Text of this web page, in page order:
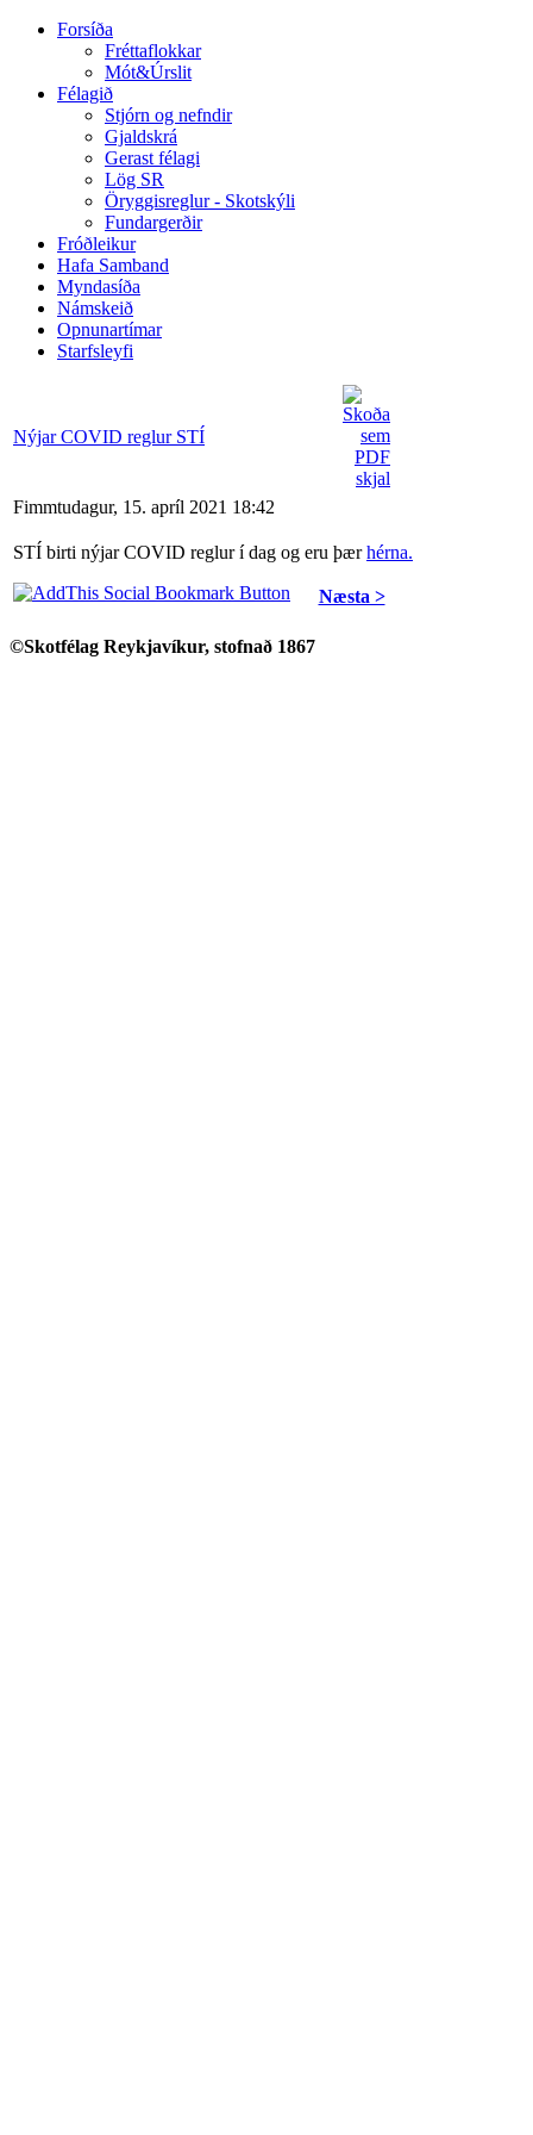
Forsíða
Fréttaflokkar
Mót&Úrslit
Félagið
Stjórn og nefndir
Gjaldskrá
Gerast félagi
Lög SR
Öryggisreglur - Skotskýli
Fundargerðir
Fróðleikur
Hafa Samband
Myndasíða
Námskeið
Opnunartímar
Starfsleyfi
Nýjar COVID reglur STÍ
Fimmtudagur, 15. apríl 2021 18:42
STÍ birti nýjar COVID reglur í dag og eru þærhérna.
Næsta >
©Skotfélag Reykjavíkur, stofnað 1867